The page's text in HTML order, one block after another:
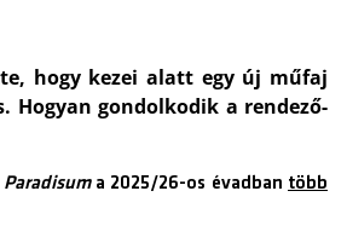
hogy kezei alatt egy új műfaj
gondolkodik a rendező-
Paradisum a 2025/26-os évadban több